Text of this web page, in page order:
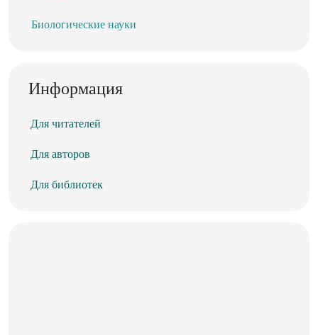
Биологические науки
Информация
Для читателей
Для авторов
Для библиотек